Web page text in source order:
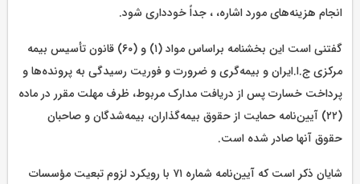
انجام هزینه‌های مورد اشاره، ، جداً خودداری شود.
گفتنی است این بخشنامه براساس مواد (۱) و (۶۰) قانون تأسیس بیمه
مرکزی ج.ا.ایران و بیمه‌گری و ضرورت و فوریت رسیدگی به پرونده‌ها و
پرداخت خسارت پس از دریافت مدارک مربوط، ظرف مهلت مقرر در ماده
(۲۲) آیین‌نامه حمایت از حقوق بیمه‌گذاران، بیمه‌شدگان و صاحبان
حقوق آنها صادر شده است.
شایان ذکر است که آیین‌نامه شماره ۷۱ با رویکرد لزوم تبعیت مؤسسات